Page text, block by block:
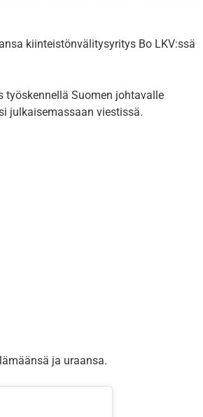
kiinteistönvälitysyritys Bo LKV:ssä
työskennellä Suomen johtavalle
julkaisemassaan viestissä.
ja uraansa.